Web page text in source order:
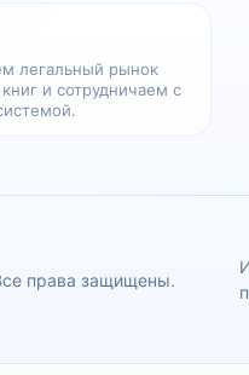
легальный рынок
и сотрудничаем с
права защищены.